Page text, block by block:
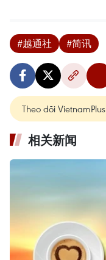
#越通社 #简讯
Theo dõi VietnamPlus
相关新闻